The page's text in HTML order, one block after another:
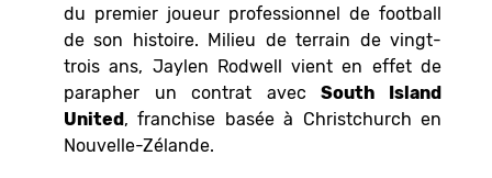
du premier joueur professionnel de football
de son histoire. Milieu de terrain de vingt-
trois ans, Jaylen Rodwell vient en effet de
parapher un contrat avecSouth Island
United, franchise basée à Christchurch en
Nouvelle-Zélande.